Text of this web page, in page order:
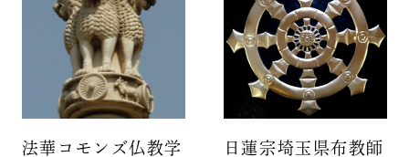
法華コモンズ仏教学
日蓮宗埼玉県布教師